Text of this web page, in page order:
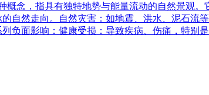
念，指具有独特地势与能量流动的自然景观
自然走向。自然灾害：如地震、洪水、泥石流
负面影响：健康受损：导致疾病、伤痛，特别